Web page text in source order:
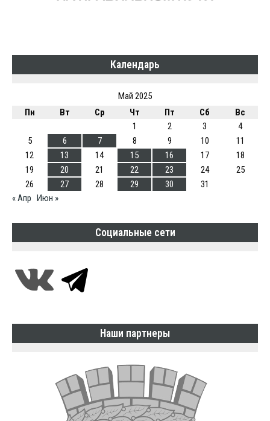
Календарь
Май 2025
Пн
Вт Ср Чт Пт Сб
Вс
1
2 3
4
5
6 7 8 9 10
11
12
13 14 15 16 17
18
19
20 21 22 23 24
25
26
27 28 29 30
31
« Апр Июн »
Социальные сети
Наши партнеры